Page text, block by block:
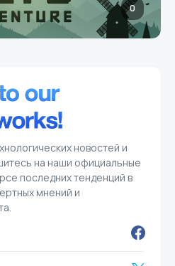
0
новостей и
на наши официальные
последних тенденций в
мнений и